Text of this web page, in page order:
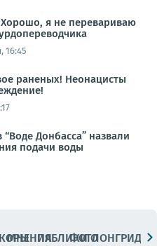
я не перевариваю
16:45
раненых! Неонацисты
“Воде Донбасса” назвали
подачи воды
МНЕНИЯПАБЛИКИ
ФОТОЛОНГРИДЫ